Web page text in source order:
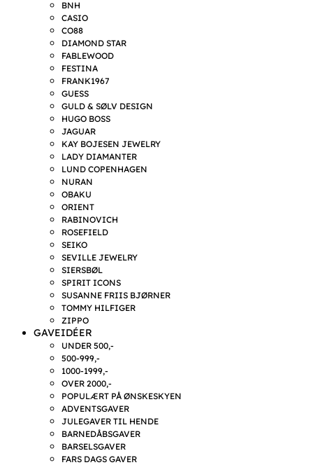
BNH
CASIO
CO88
DIAMOND STAR
FABLEWOOD
FESTINA
FRANK1967
GUESS
GULD & SØLV DESIGN
HUGO BOSS
JAGUAR
KAY BOJESEN JEWELRY
LADY DIAMANTER
LUND COPENHAGEN
NURAN
OBAKU
ORIENT
RABINOVICH
ROSEFIELD
SEIKO
SEVILLE JEWELRY
SIERSBØL
SPIRIT ICONS
SUSANNE FRIIS BJØRNER
TOMMY HILFIGER
ZIPPO
GAVEIDÉER
UNDER 500,-
500-999,-
1000-1999,-
OVER 2000,-
POPULÆRT PÅ ØNSKESKYEN
ADVENTSGAVER
JULEGAVER TIL HENDE
BARNEDÅBSGAVER
BARSELSGAVER
FARS DAGS GAVER